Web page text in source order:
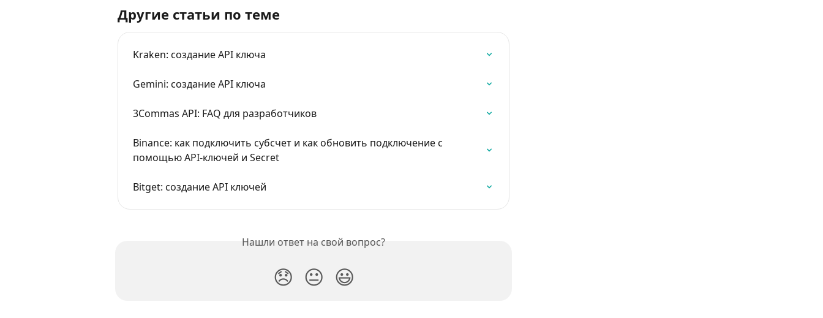
Другие статьи по теме
Kraken: cоздание API ключа
Gemini: создание API ключа
3Commas API: FAQ для разработчиков
Binance: как подключить субсчет и как обновить подключение с
помощью API-ключей и Secret
Bitget: создание API ключей
Нашли ответ на свой вопрос?
😞 😐 😃